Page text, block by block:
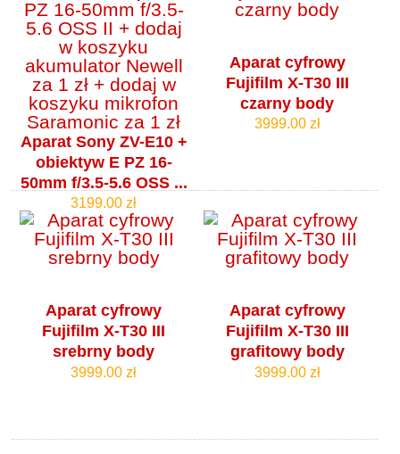
Aparat Sony ZV-E10 +
obiektyw E PZ 16-
50mm f/3.5-5.6 OSS ...
3199.00 zł
Aparat cyfrowy
Fujifilm X-T30 III
czarny body
3999.00 zł
Aparat cyfrowy
Fujifilm X-T30 III
srebrny body
3999.00 zł
Aparat cyfrowy
Fujifilm X-T30 III
grafitowy body
3999.00 zł